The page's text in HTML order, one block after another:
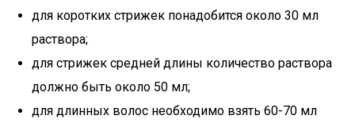
для коротких стрижек понадобится около 30 мл
раствора;
для стрижек средней длины количество раствора
должно быть около 50 мл;
для длинных волос необходимо взять 60-70 мл